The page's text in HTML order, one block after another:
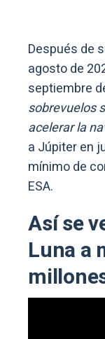
Después de
agosto de
septiembre
sobrevuelos
acelerar la
a Júpiter en
mínimo de
ESA.
Así se
Luna a